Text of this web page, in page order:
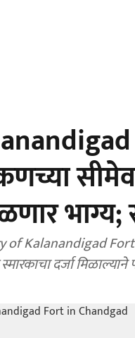
भाग्य;
of Kalanandigad Fort
स्मारकाचा दर्जा